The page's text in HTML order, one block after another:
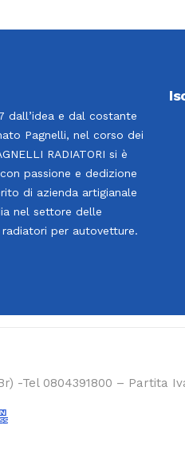
dall’idea e dal costante
Pagnelli, nel corso dei
RADIATORI si è
passione e dedizione
di azienda artigianale
nel settore delle
per autovetture.
-Tel 0804391800 – Partita